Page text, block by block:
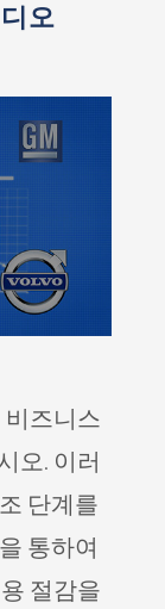
오
비즈니스
오. 이러
단계를
통하여
절감을